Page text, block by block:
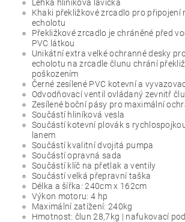
Lehká hliníková lavička
Khaki překližkové zrcadlo pro připojení
echolotu
Překližkové zrcadlo je chráněné před
PVC látkou
Unikátní extra velké ochranné desky
echolotu na zrcadle člunu chrání
poškozením
Černé zesílené PVC kotevní a
Odvodňovací ventil ovládaný zevnitř
Zesílené boční pásy pro maximální
Součástí hliníková vesla
Součástí kotevní plovák s
lanem
Součástí kvalitní dvojitá pumpa
Součástí opravná sada
Součástí klíč na přetlak a ventily
Součástí velká přepravní taška
Délka a šířka: 240cm x 162cm
Výkon motoru: 4 hp
Maximální zatížení: 240kg
Hmotnost: člun 28,7kg | nafukovací